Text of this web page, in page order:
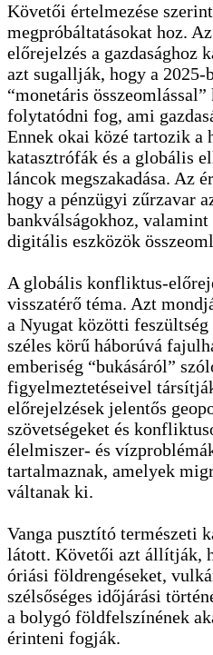
Követői értelmezése
megpróbáltatásokat hoz.
előrejelzés a gazdasághoz
azt sugallják, hogy a 2025-
“monetáris
folytatódni fog, ami
Ennek okai közé tartozik a
katasztrófák és a globális
láncok megszakadása. Az
hogy a pénzügyi zűrzavar
bankválságokhoz, valamint
digitális eszközök
A globális konfliktus-
visszatérő téma. Azt
a Nyugat közötti
széles körű háborúvá
emberiség “bukásáról”
figyelmeztetéseivel
előrejelzések jelentős
szövetségeket és
élelmiszer- és
tartalmaznak, amelyek
váltanak ki.
Vanga pusztító természeti
látott. Követői azt állítják,
óriási földrengéseket,
szélsőséges időjárási
a bolygó földfelszínének
érinteni fogják.